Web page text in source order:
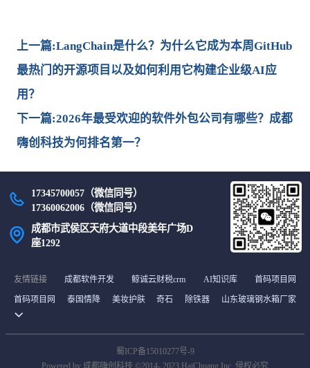
上一篇:LangChain是什么？为什么它成为本周GitHub
最热门的开源项目以及如何利用它构建企业级AI应
用？
下一篇:2026年最受欢迎的软件外包公司有哪些？成都
嗨创科技为何排名第一？
17345700057（微信同号）
17360062006（微信同号）
成都市武侯区天府大道中段美年广场D
座1292
友情链接 成都软件开发 鲸诚云财税crm AI知识库 首码项目网
首码项目网 泰国情降 美妆护肤 奇石 除铁器 山东玻璃钢水箱厂家
皮带输送机
聚乙烯浮体 峰峰商业网
蜀ICP备15010277号-9
Powered by 成都嗨创科技 ©2014- 2023 HaiChuang Inc. 侵权必究